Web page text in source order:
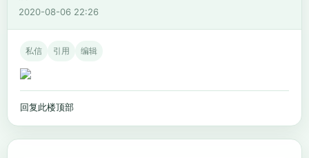
2020-08-06 22:26
私信 引用 编辑
回复此楼顶部